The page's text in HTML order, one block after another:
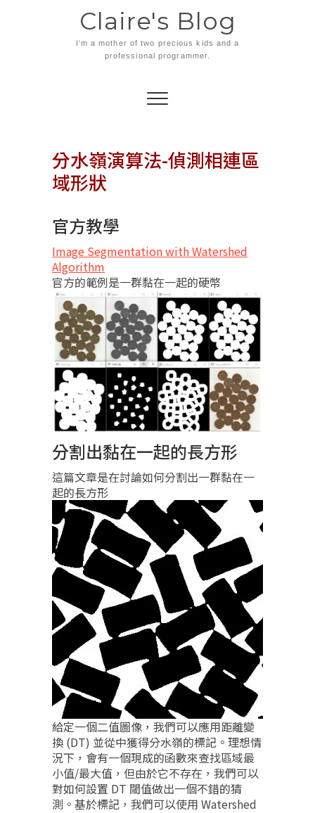
Claire's Blog
I'm a mother of two precious kids and a
professional programmer.
分水嶺演算法-偵測相連區
域形狀
官方教學
Image Segmentation with Watershed
Algorithm
官方的範例是一群黏在一起的硬幣
分割出黏在一起的長方形
這篇文章是在討論如何分割出一群黏在一
起的長方形
給定一個二值圖像，我們可以應用距離變
換 (DT) 並從中獲得分水嶺的標記。理想情
況下，會有一個現成的函數來查找區域最
小值/最大值，但由於它不存在，我們可以
對如何設置 DT 閾值做出一個不錯的猜
測。基於標記，我們可以使用 Watershed